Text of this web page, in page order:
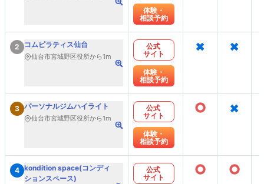
体験・
相談予約
2 コムピラティス仙台
仙台市宮城野区役所から1m
公式
サイト
体験・
相談予約
× ×
3 パーソナルジムハイライト
仙台市宮城野区役所から1m
公式
サイト
体験・
相談予約
○ ×
4 kondition space(コンディ
ションスペース)
公式
サイト
○ ○